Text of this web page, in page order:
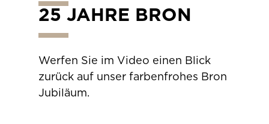
25 JAHRE BRON
Werfen Sie im Video einen Blick
zurück auf unser farbenfrohes Bron
Jubiläum.